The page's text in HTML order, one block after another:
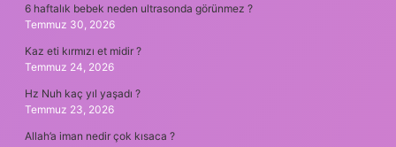
6 haftalık bebek neden ultrasonda görünmez ?
Temmuz 30, 2026
Kaz eti kırmızı et midir ?
Temmuz 24, 2026
Hz Nuh kaç yıl yaşadı ?
Temmuz 23, 2026
Allah’a iman nedir çok kısaca ?